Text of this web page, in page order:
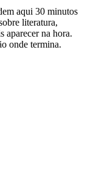
aqui 30 minutos
literatura,
aparecer na hora.
onde termina.